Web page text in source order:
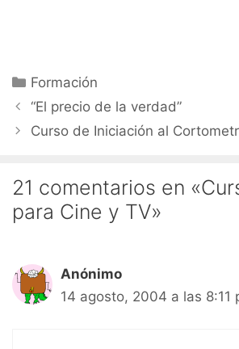
Categorías
Formación
“El precio de la verdad”
Curso de Iniciación al
21 comentarios en
para Cine y TV»
Anónimo
14 agosto, 2004 a las 8:11